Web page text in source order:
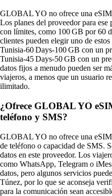
GLOBAL YO no ofrece una
Los planes del proveedor para ese
con límites, como 100 GB por 60
clientes pueden elegir uno de
Tunisia‑60 Days‑100 GB con un
Tunisia‑45 Days‑50 GB con un
datos fijos a menudo pueden ser
viajeros, a menos que un usuario
ilimitado.
¿Ofrece GLOBAL YO
teléfono y SMS?
GLOBAL YO no ofrece una
de teléfono o capacidad de SMS.
datos en este proveedor. Los
como WhatsApp, Telegram o
datos, pero algunos servicios
Túnez, por lo que se aconseja
para la comunicación sean